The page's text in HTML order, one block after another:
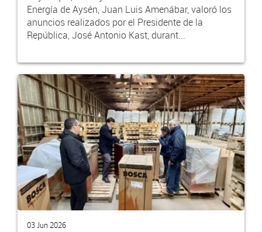
Energía de Aysén, Juan Luis Amenábar, valoró los
anuncios realizados por el Presidente de la
República, José Antonio Kast, durant...
03 Jun 2026